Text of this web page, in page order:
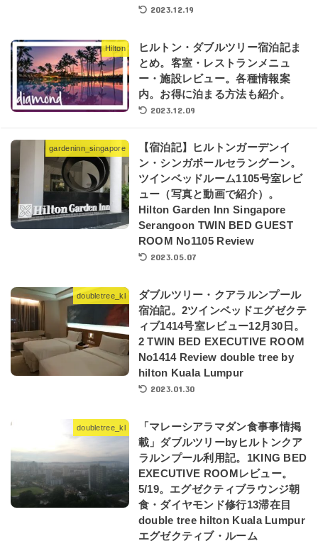
2023.12.19
Hilton
ヒルトン・ダブルツリー宿泊記ま
とめ。客室・レストランメニュ
ー・施設レビュー。各種情報案
内。お得に泊まる方法も紹介。
2023.12.09
gardeninn_singapore
【宿泊記】ヒルトンガーデンイ
ン・シンガポールセラングーン。
ツインベッドルーム1105号室レビ
ュー（写真と動画で紹介）。
Hilton Garden Inn Singapore
Serangoon TWIN BED GUEST
ROOM No1105 Review
2023.05.07
doubletree_kl
ダブルツリー・クアラルンプール
宿泊記。2ツインベッドエグゼクテ
ィブ1414号室レビュー12月30日。
2 TWIN BED EXECUTIVE ROOM
No1414 Review double tree by
hilton Kuala Lumpur
2023.01.30
doubletree_kl
「マレーシアラマダン食事事情掲
載」ダブルツリーbyヒルトンクア
ラルンプール利用記。1KING BED
EXECUTIVE ROOMレビュー。
5/19。エグゼクティブラウンジ朝
食・ダイヤモンド修行13滞在目
double tree hilton Kuala Lumpur
エグゼクティブ・ルーム